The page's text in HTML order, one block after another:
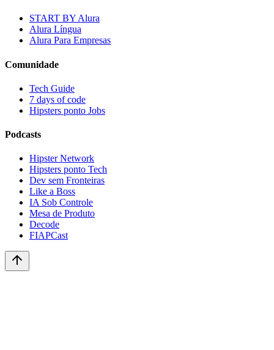
START BY Alura
Alura Língua
Alura Para Empresas
Comunidade
Tech Guide
7 days of code
Hipsters ponto Jobs
Podcasts
Hipster Network
Hipsters ponto Tech
Dev sem Fronteiras
Like a Boss
IA Sob Controle
Mesa de Produto
Decode
FIAPCast